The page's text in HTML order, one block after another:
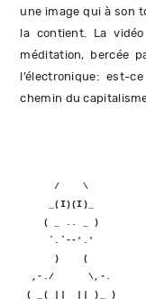
une image qui à son
la contient. La
méditation, bercée
l’électronique: est-
chemin du
/    \
_(I)(I)_
( _ .. _ )
`.`--'.'
)    (
,-./      \,-.
( _( ||  || )_ )